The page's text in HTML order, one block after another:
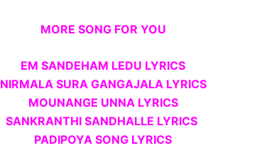
MORE SONG FOR YOU
EM SANDEHAM LEDU LYRICS
NIRMALA SURA GANGAJALA LYRICS
MOUNANGE UNNA LYRICS
SANKRANTHI SANDHALLE LYRICS
PADIPOYA SONG LYRICS